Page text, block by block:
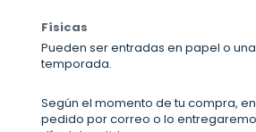
Físicas
Pueden ser entradas en papel o
temporada.
Según el momento de tu compra,
pedido por correo o lo